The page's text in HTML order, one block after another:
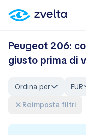
Peugeot 206:
giusto prima di
Ordina per EUR
Reimposta filtri